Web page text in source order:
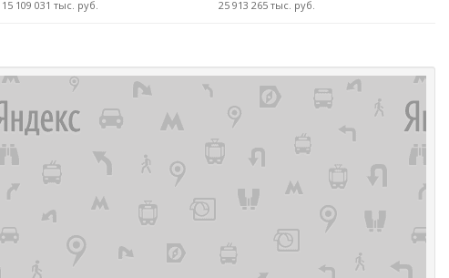
15 109 031 тыс. руб. 25 913 265 тыс. руб.